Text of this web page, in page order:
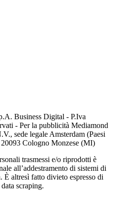
Business Digital - P.Iva
- Per la pubblicità Mediamond
sede legale Amsterdam (Paesi
Cologno Monzese (MI)
trasmessi e/o riprodotti è
all’addestramento di sistemi di
altresì fatto divieto espresso di
scraping.